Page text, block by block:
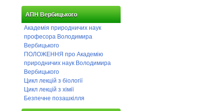
АПН Вербицького
Академія природничих наук
професора Володимира
Вербицького
ПОЛОЖЕННЯ про Академію
природничих наук Володимира
Вербицького
Цикл лекцій з біології
Цикл лекцій з хімії
Безпечне позашкілля